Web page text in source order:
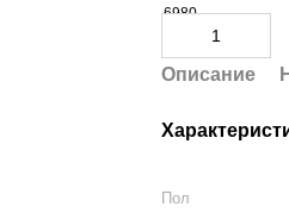
Описание
Пол